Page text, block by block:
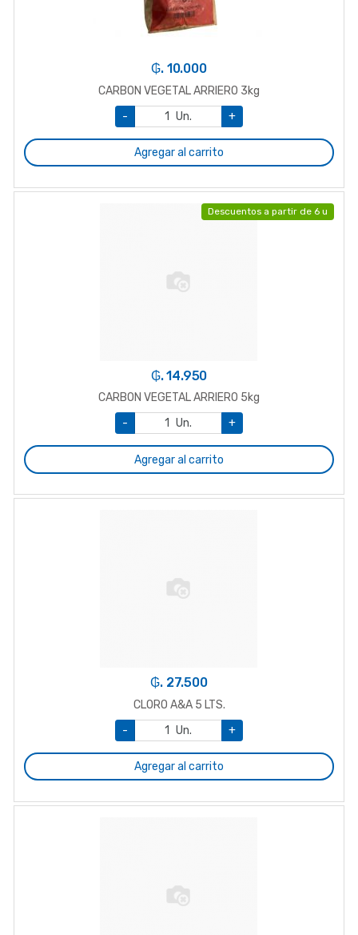
₲. 10.000
CARBON VEGETAL ARRIERO 3kg
-
Un. +
Agregar al carrito
Descuentos a partir de 6 u
₲. 14.950
CARBON VEGETAL ARRIERO 5kg
-
Un. +
Agregar al carrito
₲. 27.500
CLORO A&A 5 LTS.
-
Un. +
Agregar al carrito